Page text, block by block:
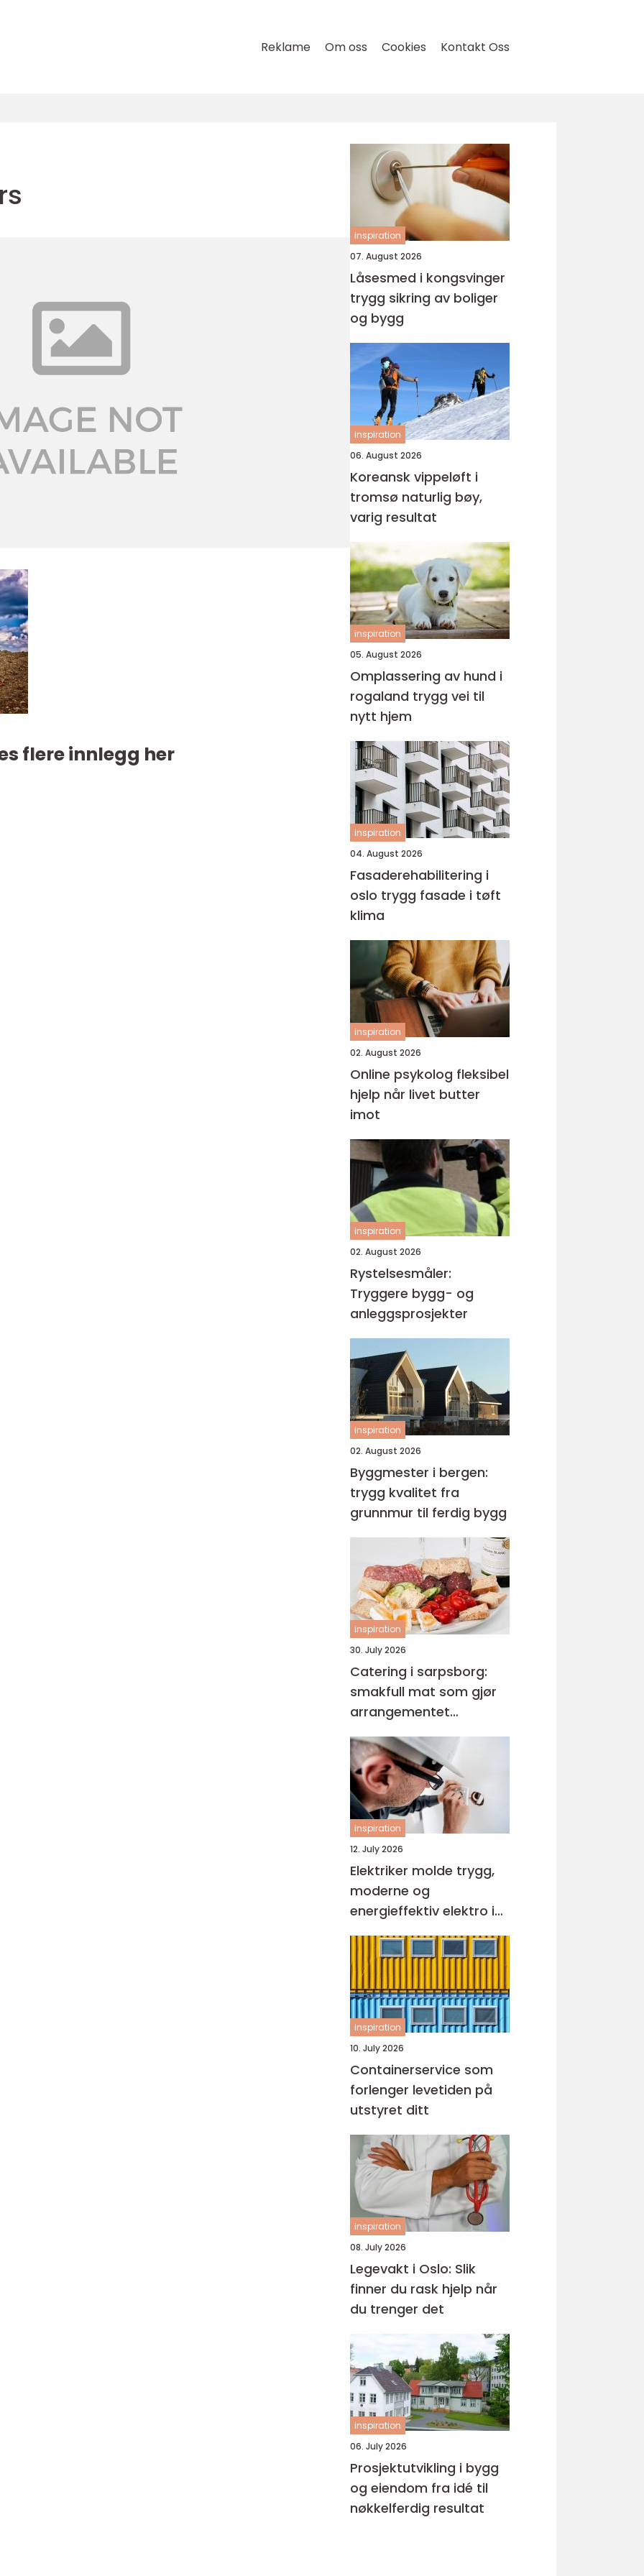
Reklame Om oss Cookies Kontakt Oss
flere innlegg her
inspiration
07. August 2026
Låsesmed i kongsvinger
trygg sikring av boliger
og bygg
inspiration
06. August 2026
Koreansk vippeløft i
tromsø naturlig bøy,
varig resultat
inspiration
05. August 2026
Omplassering av hund i
rogaland trygg vei til
nytt hjem
inspiration
04. August 2026
Fasaderehabilitering i
oslo trygg fasade i tøft
klima
inspiration
02. August 2026
Online psykolog fleksibel
hjelp når livet butter
imot
inspiration
02. August 2026
Rystelsesmåler:
Tryggere bygg- og
anleggsprosjekter
inspiration
02. August 2026
Byggmester i bergen:
trygg kvalitet fra
grunnmur til ferdig bygg
inspiration
30. July 2026
Catering i sarpsborg:
smakfull mat som gjør
arrangementet
komplett
inspiration
12. July 2026
Elektriker molde trygg,
moderne og
energieffektiv elektro i
hverdagen
inspiration
10. July 2026
Containerservice som
forlenger levetiden på
utstyret ditt
inspiration
08. July 2026
Legevakt i Oslo: Slik
finner du rask hjelp når
du trenger det
inspiration
06. July 2026
Prosjektutvikling i bygg
og eiendom fra idé til
nøkkelferdig resultat